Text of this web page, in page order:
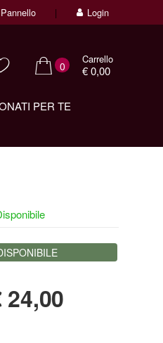
Login
0
Carrello
€ 0,00
PER TE
24,00